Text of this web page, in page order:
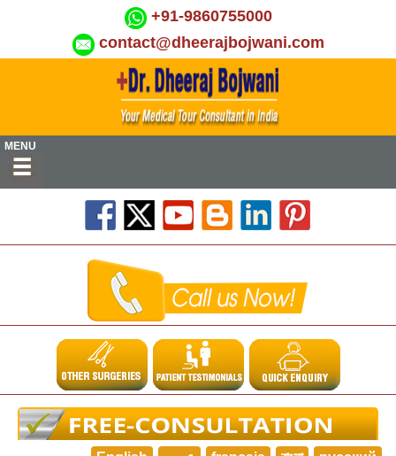
+91-9860755000
contact@dheerajbojwani.com
MENU